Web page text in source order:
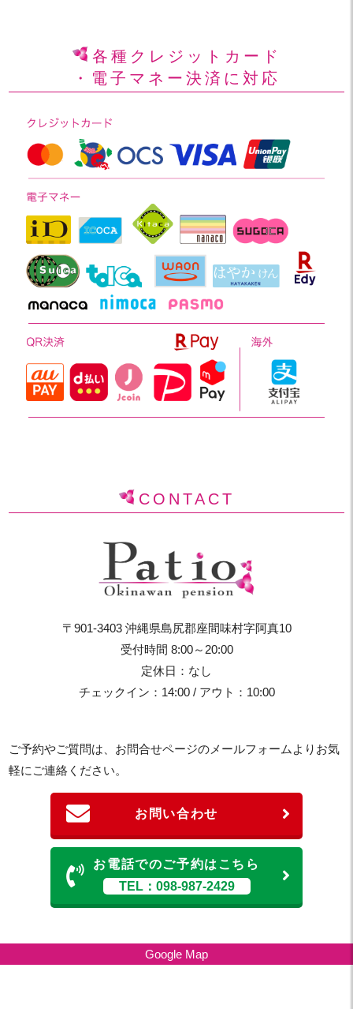
各種クレジットカード
・電子マネー決済に対応
CONTACT
〒901-3403 沖縄県島尻郡座間味村字阿真10
受付時間 8:00～20:00
定休日：なし
チェックイン：14:00 / アウト：10:00
ご予約やご質問は、お問合せページのメールフォームよりお気
軽にご連絡ください。
お問い合わせ
お電話でのご予約はこちら
TEL：098-987-2429
Google Map